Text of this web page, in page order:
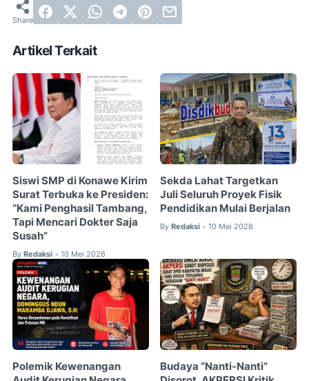
Artikel Terkait
Siswi SMP di Konawe Kirim
Surat Terbuka ke Presiden:
“Kami Penghasil Tambang,
Tapi Mencari Dokter Saja
Susah”
By Redaksi • 10 Mei 2026
Sekda Lahat Targetkan
Juli Seluruh Proyek Fisik
Pendidikan Mulai Berjalan
By Redaksi • 10 Mei 2026
Polemik Kewenangan
Budaya “Nanti-Nanti”